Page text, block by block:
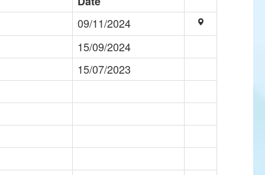
09/11/2024
15/09/2024
15/07/2023